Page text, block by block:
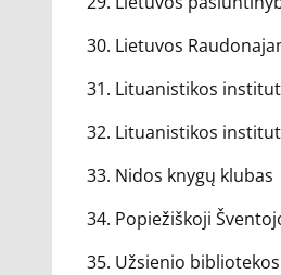
30. Lietuvos
31. Lituanistikos
32. Lituanistikos
33. Nidos knygų klubas
34. Popiežiškoji
35. Užsienio bibliotekos